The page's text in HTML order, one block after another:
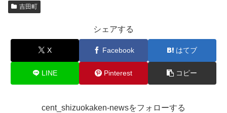
吉田町
シェアする
X Facebook はてブ
LINE Pinterest コピー
cent_shizuokaken-newsをフォローする